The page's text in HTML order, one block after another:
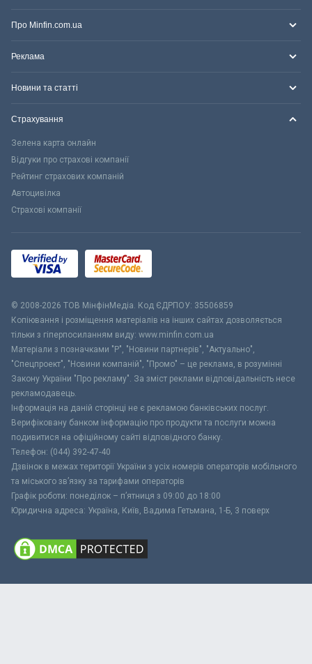
Про Minfin.com.ua
Реклама
Новини та статті
Страхування
Зелена карта онлайн
Відгуки про страхові компанії
Рейтинг страхових компаній
Автоцивілка
Страхові компанії
© 2008-2026 ТОВ МiнфiнМедiа. Код ЄДРПОУ: 35506859
Копіювання і розміщення матеріалів на інших сайтах дозволяється
тільки з гіперпосиланням виду: www.minfin.com.ua
Матеріали з позначками "Р", "Новини партнерів", "Актуально",
"Спецпроект", "Новини компаній", "Промо" – це реклама, в розумінні
Закону України "Про рекламу". За зміст реклами відповідальність несе
рекламодавець.
Інформація на даній сторінці не є рекламою банківських послуг.
Верифіковану банком інформацію про продукти та послуги можна
подивитися на офіційному сайті відповідного банку.
Телефон: (044) 392-47-40
Дзвінок в межах території України з усіх номерів операторів мобільного
та міського зв’язку за тарифами операторів
Графік роботи: понеділок – п’ятниця з 09:00 до 18:00
Юридична адреса: Україна, Київ, Вадима Гетьмана, 1-Б, 3 поверх